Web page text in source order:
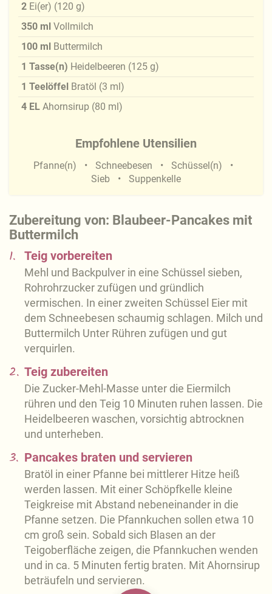
Zubereitung von: Blaubeer-Pancakes mit
Buttermilch
1. Teig vorbereiten
Mehl und Backpulver in eine Schüssel sieben,
Rohrohrzucker zufügen und gründlich
vermischen. In einer zweiten Schüssel Eier mit
dem Schneebesen schaumig schlagen. Milch und
Buttermilch Unter Rühren zufügen und gut
verquirlen.
2. Teig zubereiten
Die Zucker-Mehl-Masse unter die Eiermilch
rühren und den Teig 10 Minuten ruhen lassen. Die
Heidelbeeren waschen, vorsichtig abtrocknen
und unterheben.
3. Pancakes braten und servieren
Bratöl in einer Pfanne bei mittlerer Hitze heiß
werden lassen. Mit einer Schöpfkelle kleine
Teigkreise mit Abstand nebeneinander in die
Pfanne setzen. Die Pfannkuchen sollen etwa 10
cm groß sein. Sobald sich Blasen an der
Teigoberfläche zeigen, die Pfannkuchen wenden
und in ca. 5 Minuten fertig braten. Mit Ahornsirup
beträufeln und servieren.
2 Ei(er) (120 g)
350 ml Vollmilch
100 ml Buttermilch
1 Tasse(n) Heidelbeeren (125 g)
1 Teelöffel Bratöl (3 ml)
4 EL Ahornsirup (80 ml)
Empfohlene Utensilien
Pfanne(n) Schneebesen
Schüssel(n)
Sieb
Suppenkelle